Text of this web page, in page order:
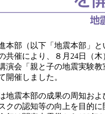
本部（以下「地震本部」と
共催により、８月24日（木
演会「親と子の地震実験教
開催しました。
地震本部の成果の周知およ
クの認知等の向上を目的に